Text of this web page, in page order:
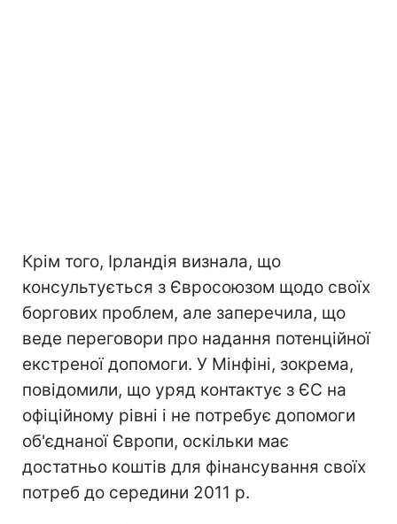
Крім того, Ірландія визнала, що
консультується з Євросоюзом щодо своїх
боргових проблем, але заперечила, що
веде переговори про надання потенційної
екстреної допомоги. У Мінфіні, зокрема,
повідомили, що уряд контактує з ЄС на
офіційному рівні і не потребує допомоги
об'єднаної Європи, оскільки має
достатньо коштів для фінансування своїх
потреб до середини 2011 р.